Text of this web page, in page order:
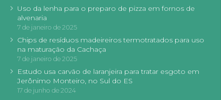
Uso da lenha para o preparo de pizza em fornos de
alvenaria
7 de janeiro de 2025
Chips de resíduos madeireiros termotratados para uso
na maturação da Cachaça
7 de janeiro de 2025
Estudo usa carvão de laranjeira para tratar esgoto em
Jerônimo Monteiro, no Sul do ES
17 de junho de 2024